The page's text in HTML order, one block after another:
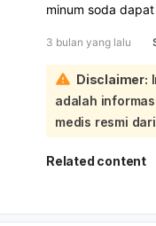
minum soda
Lahir (HPL):
Sebaliknya,
efek negatif bagi
Kandungan
lonjakan dan
meningkatkan
Dapat
menyebabkan
3 bulan yang lalu
Disclaimer:
adalah
medis resmi
Related content